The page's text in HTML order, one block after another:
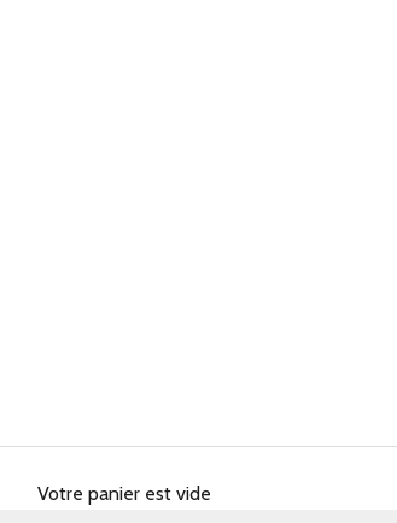
Votre panier est vide